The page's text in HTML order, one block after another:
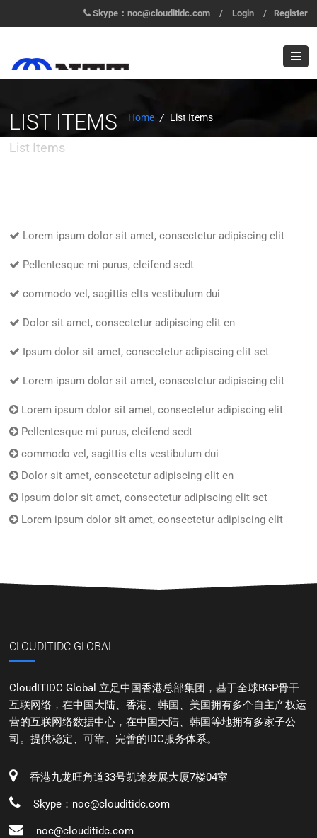
Skype：noc@clouditidc.com / Login / Register
LIST ITEMS
List Items
Home / List Items
Lorem ipsum dolor sit amet, consectetur adipiscing elit
Pellentesque mi purus, eleifend sedt
commodo vel, sagittis elts vestibulum dui
Dolor sit amet, consectetur adipiscing elit en
Ipsum dolor sit amet, consectetur adipiscing elit set
Lorem ipsum dolor sit amet, consectetur adipiscing elit
Lorem ipsum dolor sit amet, consectetur adipiscing elit
Pellentesque mi purus, eleifend sedt
commodo vel, sagittis elts vestibulum dui
Dolor sit amet, consectetur adipiscing elit en
Ipsum dolor sit amet, consectetur adipiscing elit set
Lorem ipsum dolor sit amet, consectetur adipiscing elit
CLOUDITIDC GLOBAL
CloudITIDC Global 立足中国香港总部集团，基于全球BGP骨干
互联网络，在中国大陆、香港、韩国、美国拥有多个自主产权运
营的互联网络数据中心，在中国大陆、韩国等地拥有多家子公
司。提供稳定、可靠、完善的IDC服务体系。
香港九龙旺角道33号凯途发展大厦7楼04室
Skype：noc@clouditidc.com
noc@clouditidc.com